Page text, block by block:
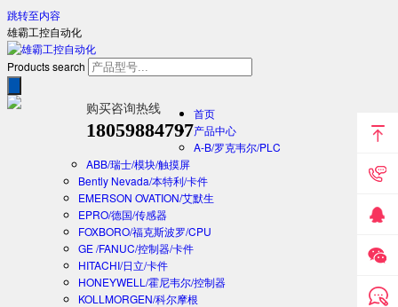
跳转至内容
雄霸工控自动化
Products search
购买咨询热线
18059884797
首页
产品中心
A-B/罗克韦尔/PLC
ABB/瑞士/模块/触摸屏
Bently Nevada/本特利/卡件
EMERSON OVATION/艾默生
EPRO/德国/传感器
FOXBORO/福克斯波罗/CPU
GE /FANUC/控制器/卡件
HITACHI/日立/卡件
HONEYWELL/霍尼韦尔/控制器
KOLLMORGEN/科尔摩根